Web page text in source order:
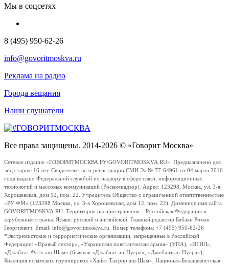
Мы в соцсетях
8 (495) 950-62-26
info@govoritmoskva.ru
Реклама на радио
Города вещания
Наши слушатели
Все права защищены. 2014-2026 © «Говорит Москва»
Сетевое издание «ГОВОРИТМОСКВА.РУ/GOVORITMOSKVA.RU». Предназначено для
лиц старше 16 лет. Свидетельство о регистрации СМИ Эл № 77-64961 от 04 марта 2016
года выдано Федеральной службой по надзору в сфере связи, информационных
технологий и массовых коммуникаций (Роскомнадзор). Адрес: 123298, Москва, ул. 3-я
Хорошевская, дом 12, пом. 22. Учредитель Общество с ограниченной ответственностью
«РУ ФМ» (123298 Москва, ул. 3-я Хорошевская, дом 12, пом. 22). Доменное имя сайта
GOVORITMOSKVA.RU. Территория распространения – Российская Федерация и
зарубежные страны. Языки: русский и английский. Главный редактор Бабаян Роман
Георгиевич. Email: info@govoritmoskva.ru. Номер телефона: +7 (495) 950-62-26
*Экстремистские и террористические организации, запрещенные в Российской
Федерации: «Правый сектор», «Украинская повстанческая армия» (УПА), «ИГИЛ»,
«Джабхат Фатх аш-Шам» (бывшая «Джабхат ан-Нусра», «Джебхат ан-Нусра»),
Коалиция исламских группировок «Хайят Тахрир аш-Шам», Национал-Большевистская